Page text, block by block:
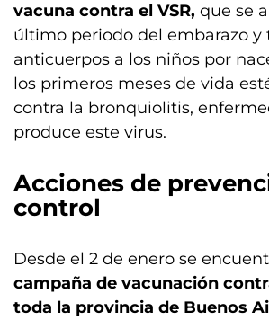
vacuna contra el VSR, que se
último periodo del embarazo y
anticuerpos a los niños por
los primeros meses de vida
contra la bronquiolitis,
produce este virus.
Acciones de
control
Desde el 2 de enero se
campaña de vacunación
toda la provincia de Buenos